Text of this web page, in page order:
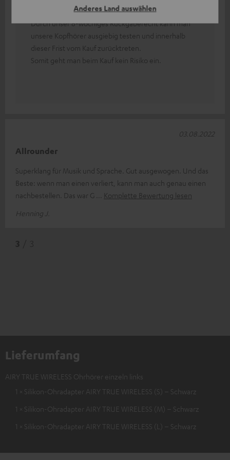
Anderes Land auswählen
Durch unser 8-wöchiges Rückgaberecht kann man
unsere Kopfhörer ausgiebig testen und innerhalb
dieser Frist vom Kauf zurücktreten.
Somit geht man beim Kauf kein Risiko ein.
Allrounder
Superklang für Musik und Sprache. Gut ausgewogen. Und das
Beste: wenn man einen verliert, kann man auch genau einen
nachbestellen. Das war G
Komplette Bewertung lesen
Henning J.
03.08.2022
Lieferumfang
AIRY TRUE WIRELESS Ohrhörer einzeln links
1 × Silikon-Ohradapter AIRY TRUE WIRELESS (S) – Schwarz
1 × Silikon-Ohradapter AIRY TRUE WIRELESS (M) – Schwarz
1 × Silikon-Ohradapter AIRY TRUE WIRELESS (L) – Schwarz